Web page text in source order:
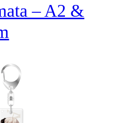
– A2 &